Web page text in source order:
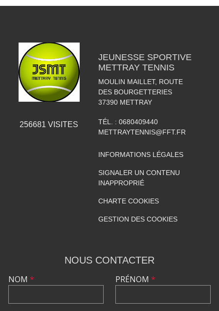
256681 VISITES
JEUNESSE SPORTIVE
METTRAY TENNIS
MOULIN MAILLET, ROUTE
DES BOURGETTERIES
37390 METTRAY
TÉL. : 0680409440
METTRAYTENNIS@FFT.FR
INFORMATIONS LÉGALES
SIGNALER UN CONTENU
INAPPROPRIÉ
CHARTE COOKIES
GESTION DES COOKIES
NOUS CONTACTER
NOM * PRÉNOM *